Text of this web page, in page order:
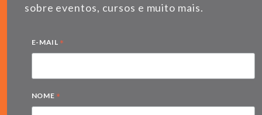
sobre eventos, cursos e muito mais.
E-MAIL *
NOME *